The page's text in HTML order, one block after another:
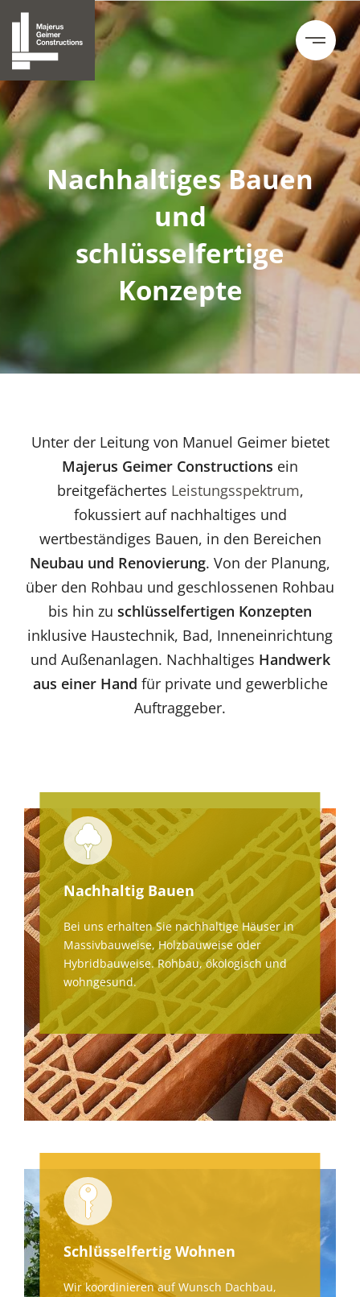
Nachhaltiges Bauen
und
schlüsselfertige
Konzepte
Unter der Leitung von Manuel Geimer bietet
Majerus Geimer Constructions ein
breitgefächertes Leistungsspektrum,
fokussiert auf nachhaltiges und
wertbeständiges Bauen, in den Bereichen
Neubau und Renovierung. Von der Planung,
über den Rohbau und geschlossenen Rohbau
bis hin zu schlüsselfertigen Konzepten
inklusive Haustechnik, Bad, Inneneinrichtung
und Außenanlagen. Nachhaltiges Handwerk
aus einer Hand für private und gewerbliche
Auftraggeber.
Nachhaltig Bauen
Bei uns erhalten Sie nachhaltige Häuser in
Massivbauweise, Holzbauweise oder
Hybridbauweise. Rohbau, ökologisch und
wohngesund.
Schlüsselfertig Wohnen
Wir koordinieren auf Wunsch Dachbau,